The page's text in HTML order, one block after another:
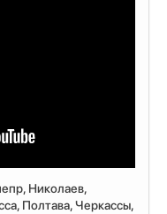
Николаев,
Полтава, Черкассы,